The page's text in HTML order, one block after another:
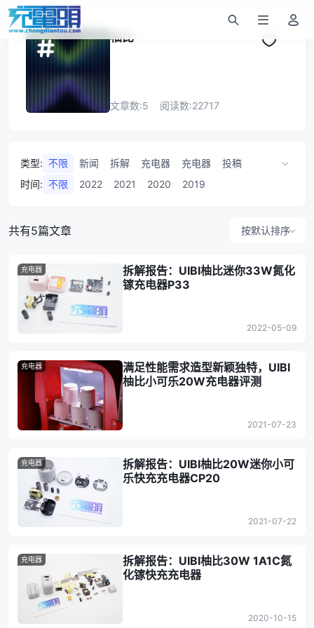
柚比
文章数:5 阅读数:22717
类型: 不限 新闻 拆解 充电器 充电器
投稿
研讨会
时间: 不限 2022 2021 2020 2019
共有5篇文章 按默认排序
充电器
拆解报告：UIBI柚比迷你33W氮化
镓充电器P33
2022-05-09
充电器
满足性能需求造型新颖独特，UIBI
柚比小可乐20W充电器评测
2021-07-23
充电器
拆解报告：UIBI柚比20W迷你小可
乐快充充电器CP20
2021-07-22
充电器
拆解报告：UIBI柚比30W 1A1C氮
化镓快充充电器
2020-10-15